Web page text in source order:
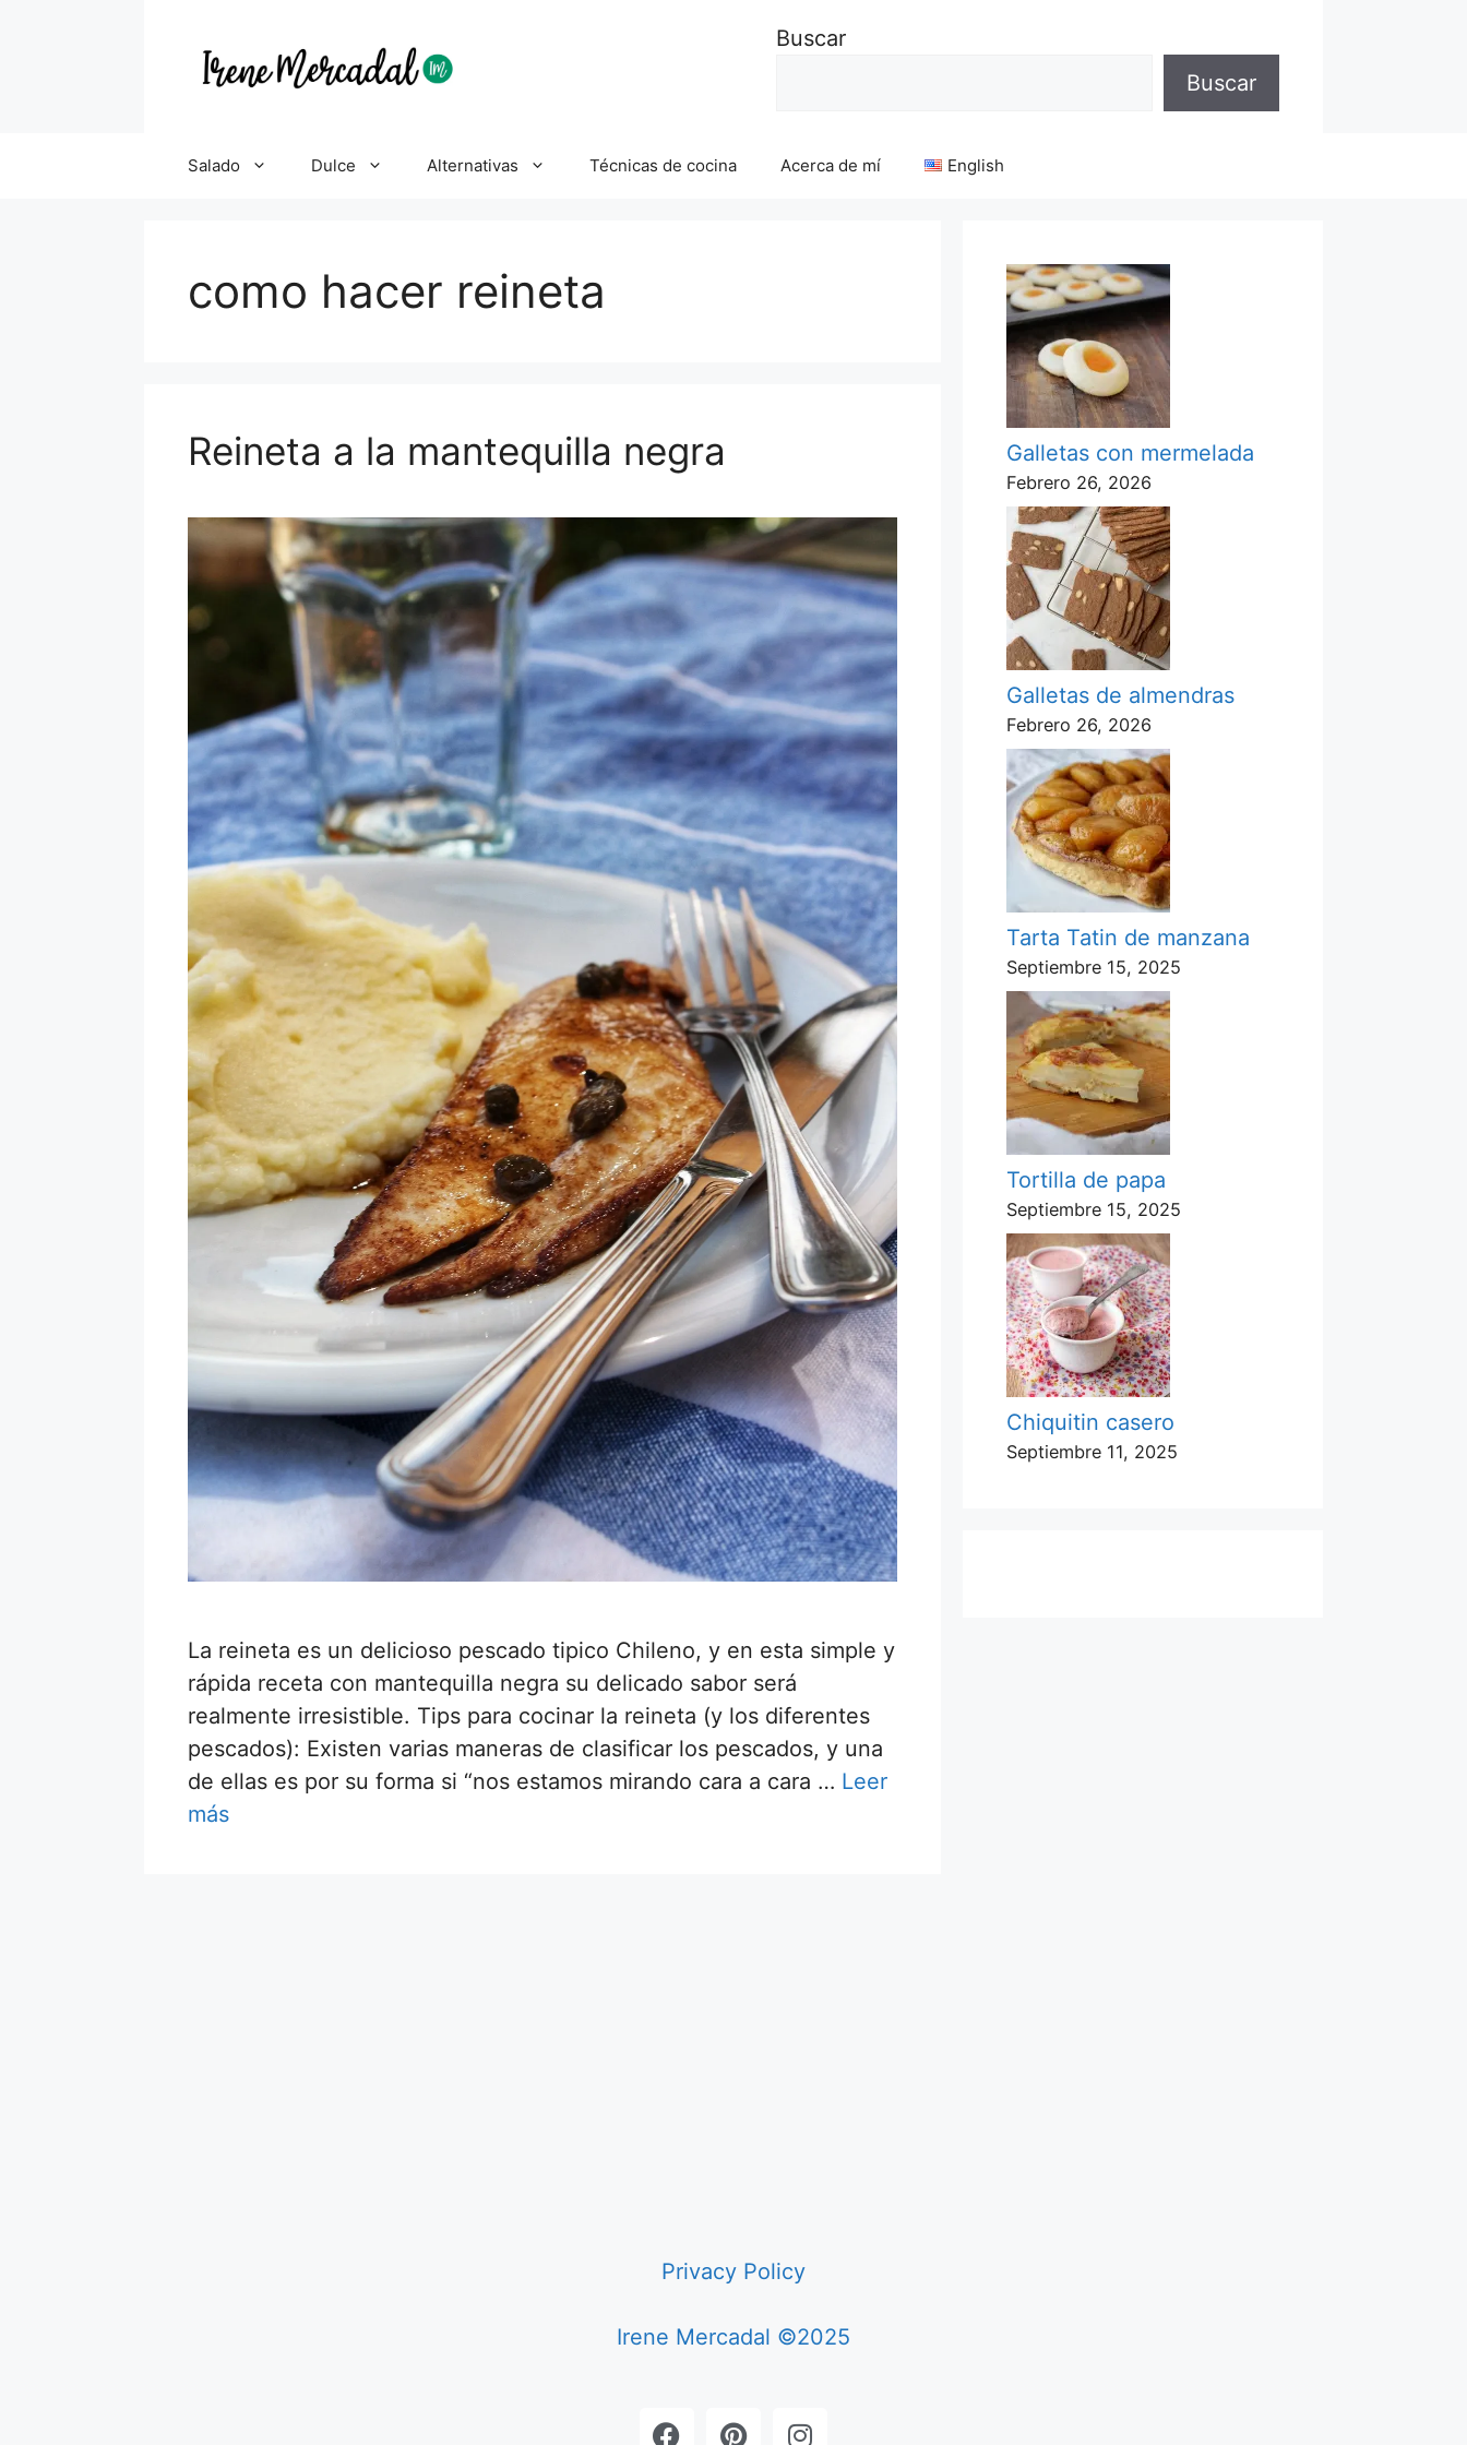
Buscar
Buscar
Salado Dulce Alternativas Técnicas de cocina Acerca de mí English
como hacer reineta
Reineta a la mantequilla negra
La reineta es un delicioso pescado tipico Chileno, y en esta simple y
rápida receta con mantequilla negra su delicado sabor será
realmente irresistible. Tips para cocinar la reineta (y los diferentes
pescados): Existen varias maneras de clasificar los pescados, y una
de ellas es por su forma si “nos estamos mirando cara a cara … Leer
más
Galletas con mermelada
Febrero 26, 2026
Galletas de almendras
Febrero 26, 2026
Tarta Tatin de manzana
Septiembre 15, 2025
Tortilla de papa
Septiembre 15, 2025
Chiquitin casero
Septiembre 11, 2025
Privacy Policy
Irene Mercadal ©2025